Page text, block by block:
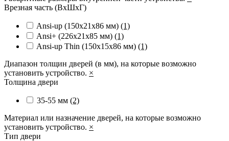
Врезная часть (ВхШхГ)
Ansi-up (150х21х86 мм) (1)
Ansi+ (226х21х85 мм) (1)
Ansi-up Thin (150х15х86 мм) (1)
Диапазон толщин дверей (в мм), на которые возможно
установить устройство. ×
Толщина двери
35-55 мм (2)
Материал или назначение дверей, на которые возможно
установить устройство. ×
Тип двери